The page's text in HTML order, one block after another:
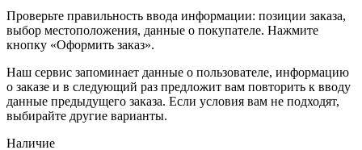
Проверьте правильность ввода информации: позиции заказа,
выбор местоположения, данные о покупателе. Нажмите
кнопку «Оформить заказ».
Наш сервис запоминает данные о пользователе, информацию
о заказе и в следующий раз предложит вам повторить к вводу
данные предыдущего заказа. Если условия вам не подходят,
выбирайте другие варианты.
Наличие